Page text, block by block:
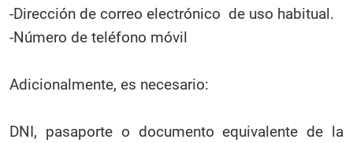
-Dirección de correo electrónico de uso habitual.
-Número de teléfono móvil
Adicionalmente, es necesario:
DNI, pasaporte o documento equivalente de la